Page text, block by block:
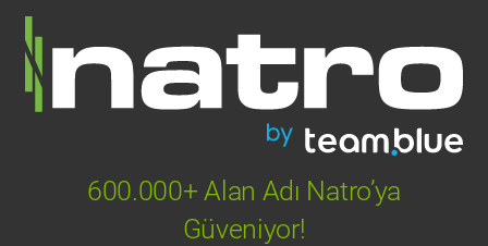
600.000+ Alan Adı Natro’ya
Güveniyor!